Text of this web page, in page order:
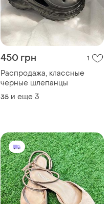
450 грн 1
Распродажа, классные
черные шлепанцы
35 и еще 3